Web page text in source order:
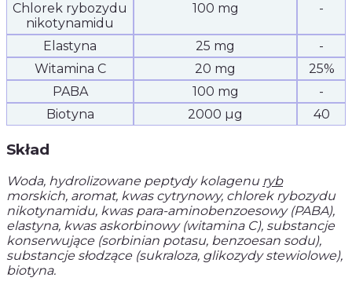
Chlorek rybozydu
nikotynamidu
100 mg -
Elastyna 25 mg
-
Witamina C
20 mg
25%
PABA
100 mg
-
Biotyna
2000 µg 40
Skład
Woda, hydrolizowane peptydy kolagenu ryb
morskich, aromat, kwas cytrynowy, chlorek rybozydu
nikotynamidu, kwas para-aminobenzoesowy (PABA),
elastyna, kwas askorbinowy (witamina C), substancje
konserwujące (sorbinian potasu, benzoesan sodu),
substancje słodzące (sukraloza, glikozydy stewiolowe),
biotyna.